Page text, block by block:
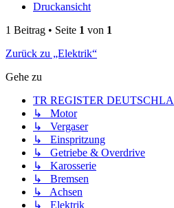
Druckansicht
1 Beitrag • Seite 1 von 1
Zurück zu „Elektrik“
Gehe zu
TR REGISTER
↳ Motor
↳ Vergaser
↳ Einspritzung
↳ Getriebe & Overdrive
↳ Karosserie
↳ Bremsen
↳ Achsen
↳ Elektrik